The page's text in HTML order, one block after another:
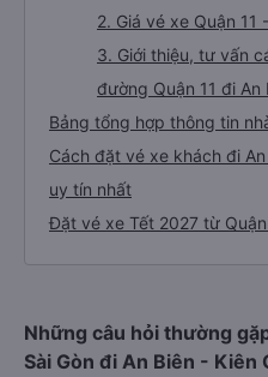
2. Giá vé xe Quận 11
3. Giới thiệu, tư vấn
đường Quận 11 đi An
Bảng tổng hợp thông tin
Cách đặt vé xe khách đi
uy tín nhất
Đặt vé xe Tết 2027 từ Quận
Những câu hỏi thường
Sài Gòn đi An Biên - Kiên